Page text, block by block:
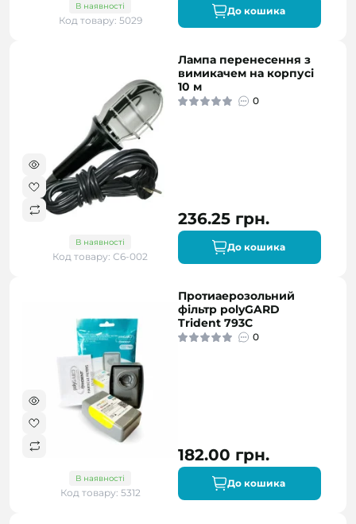
В наявності
Код товару: 5029
До кошика
В наявності
Код товару: С6-002
Лампа перенесення з
вимикачем на корпусі
10 м
0
236.25 грн.
До кошика
В наявності
Код товару: 5312
Протиаерозольний
фільтр polyGARD
Trident 793С
0
182.00 грн.
До кошика